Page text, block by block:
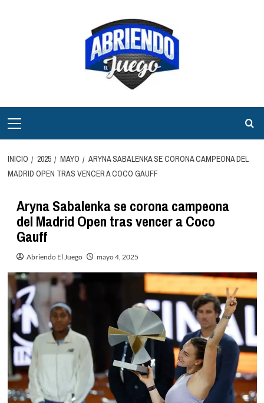
principal
INICIO 2025 MAYO
ARYNA SABALENKA SE CORONA CAMPEONA DEL
MADRID OPEN TRAS VENCER A COCO GAUFF
Aryna Sabalenka se corona campeona
del Madrid Open tras vencer a Coco
Gauff
Abriendo El Juego mayo 4, 2025